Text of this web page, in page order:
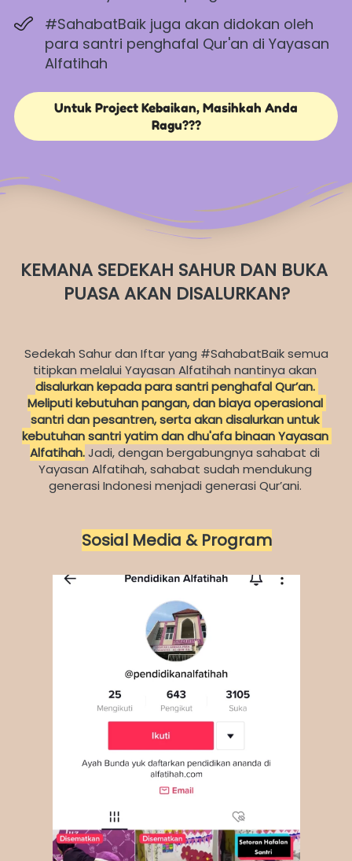
#SahabatBaik juga akan didokan oleh
para santri penghafal Qur'an di Yayasan
Alfatihah
Untuk Project Kebaikan, Masihkah Anda
Ragu???
KEMANA SEDEKAH SAHUR DAN BUKA
PUASA AKAN DISALURKAN?
Sedekah Sahur dan Iftar yang #SahabatBaik semua
disalurkan kepada para santri penghafal Qur’an.
Meliputi kebutuhan pangan, dan biaya operasional
santri dan pesantren, serta akan disalurkan untuk
kebutuhan santri yatim dan dhu'afa binaan Yayasan
Alfatihah. Jadi, dengan bergabungnya sahabat di
Yayasan Alfatihah, sahabat sudah mendukung
generasi Indonesi menjadi generasi Qur’ani.
Sosial Media & Program